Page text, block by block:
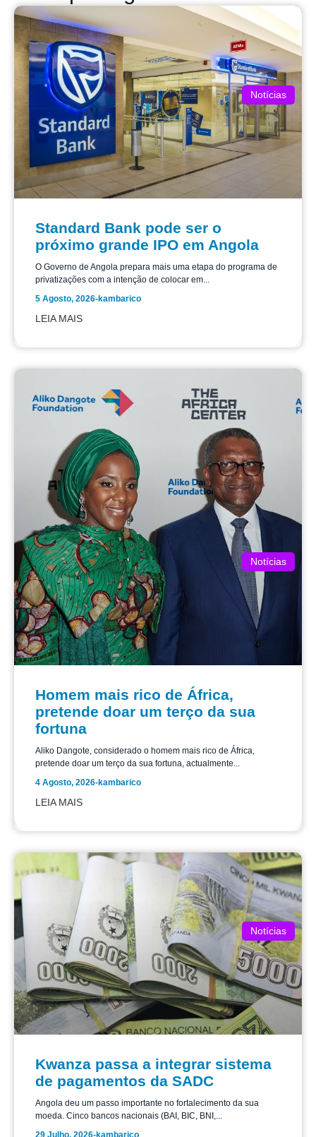
Notícias
Standard Bank pode ser o
próximo grande IPO em Angola
O Governo de Angola prepara mais uma etapa do programa de
privatizações com a intenção de colocar em...
5 Agosto, 2026 kambarico
LEIA MAIS
Notícias
Homem mais rico de África,
pretende doar um terço da sua
fortuna
Aliko Dangote, considerado o homem mais rico de África,
pretende doar um terço da sua fortuna, actualmente...
LEIA MAIS
Notícias
Kwanza passa a integrar sistema
de pagamentos da SADC
Angola deu um passo importante no fortalecimento da sua
moeda. Cinco bancos nacionais (BAI, BIC, BNI,...
29 Julho, 2026 kambarico